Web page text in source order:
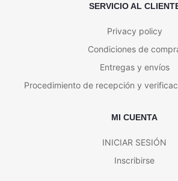
SERVICIO AL
Privacy policy
Condiciones de
Entregas y envíos
Procedimiento de recepción y
MI CUENTA
INICIAR SESIÓN
Inscribirse